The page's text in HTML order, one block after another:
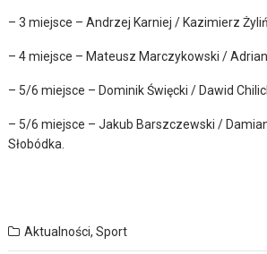
– 3 miejsce – Andrzej Karniej / Kazimierz
– 4 miejsce – Mateusz Marczykowski /
– 5/6 miejsce – Dominik Święcki / Dawid
– 5/6 miejsce – Jakub Barszczewski /
Słobódka.
Aktualności,Sport